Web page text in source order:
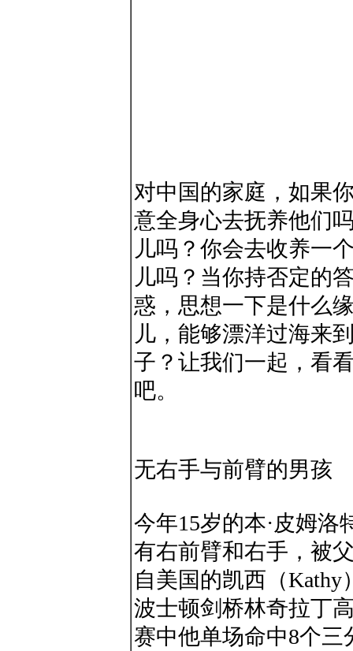
对中国的家庭，如果
意全身心去抚养他们
儿吗？你会去收养一
儿吗？当你持否定的
惑，思想一下是什么
儿，能够漂洋过海来
子？让我们一起，看
吧。
无右手与前臂的男孩
今年15岁的本·皮姆洛
有右前臂和右手，被
自美国的凯西（
波士顿剑桥林奇拉丁
赛中他单场命中8个三